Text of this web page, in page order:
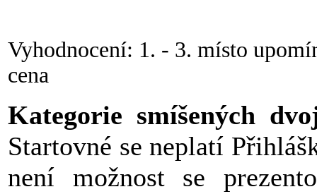
Vyhodnocení: 1. - 3. místo
cena
Kategorie smíšených
Startovné se neplatí
není možnost se